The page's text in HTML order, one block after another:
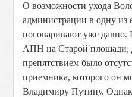
О возможности ухода
администрации в одну из
поговаривают уже давно.
АПН на Старой площади,
препятствием было
приемника, которого он
Владимиру Путину.